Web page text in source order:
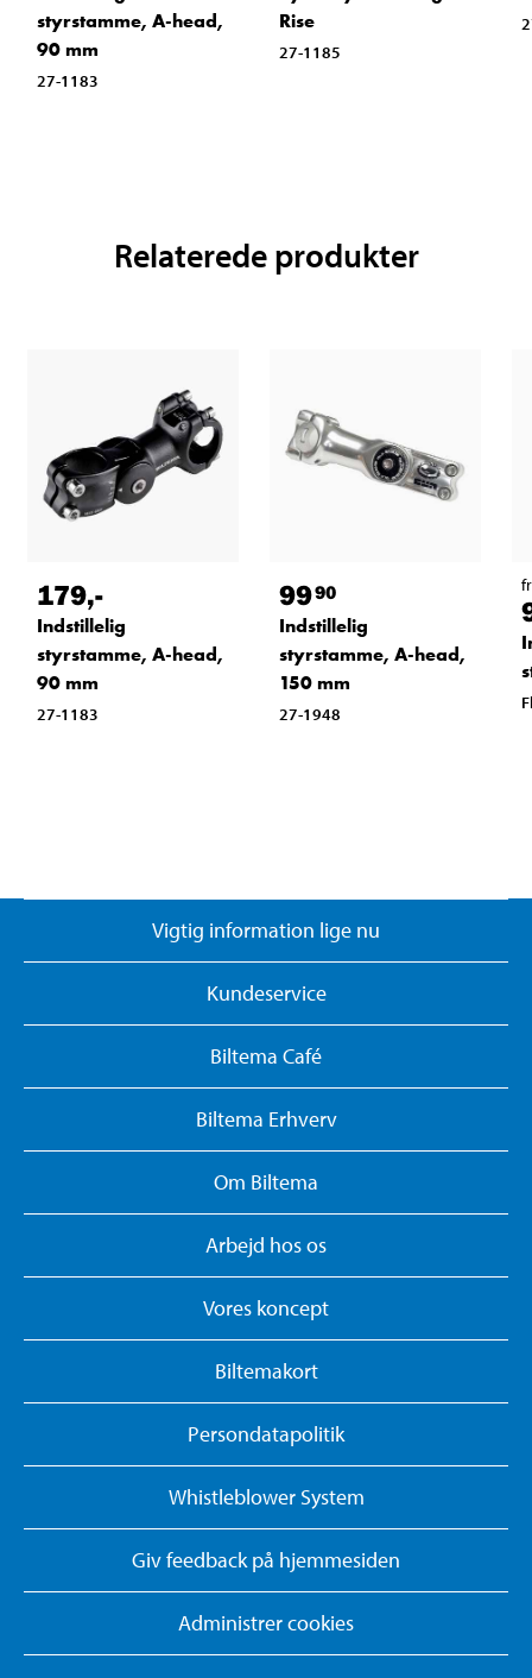
styrstamme, A-head,
90 mm
27-1183
Rise
27-1185
Relaterede produkter
179,-
Indstillelig
styrstamme, A-head,
90 mm
27-1183
9990
Indstillelig
styrstamme, A-head,
150 mm
27-1948
Vigtig information lige nu
Kundeservice
Biltema Café
Biltema Erhverv
Om Biltema
Arbejd hos os
Vores koncept
Biltemakort
Persondatapolitik
Whistleblower System
Giv feedback på hjemmesiden
Administrer cookies